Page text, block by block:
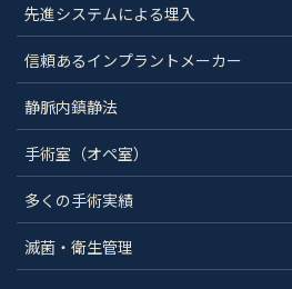
先進システムによる埋入
信頼あるインプラントメーカー
静脈内鎮静法
手術室（オペ室）
多くの手術実績
滅菌・衛生管理